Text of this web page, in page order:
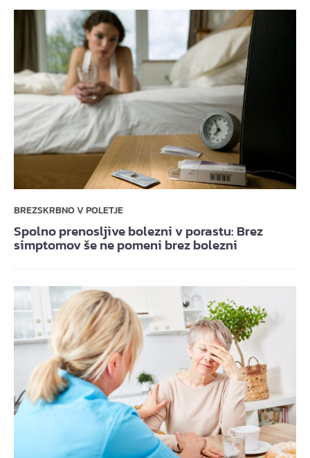
BREZSKRBNO V POLETJE
Spolno prenosljive bolezni v porastu: Brez
simptomov še ne pomeni brez bolezni